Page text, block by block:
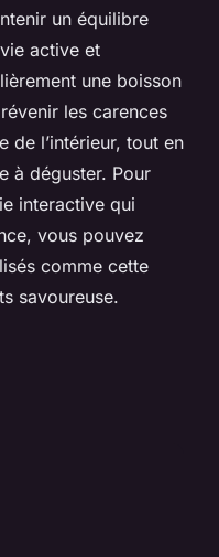
un équilibre
active et
une boisson
les carences
de l’intérieur, tout en
à déguster. Pour
interactive qui
vous pouvez
comme cette
savoureuse.